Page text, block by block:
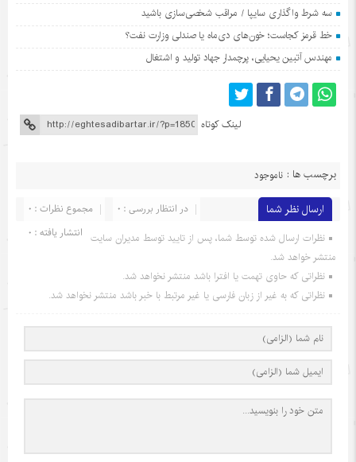
سه شرط واگذاری سایپا / مراقب شخصی‌سازی باشید
خط قرمز کجاست؛ خون‌های دی‌ماه یا صندلی وزارت نفت؟
مهندس آتبین یحیایی، پرچمدار جهاد تولید و اشتغال
لینک کوتاه
برچسب ها : ناموجود
ارسال نظر شما مجموع نظرات : 0
در انتظار بررسی : 0
انتشار یافته : 0 نظرات ارسال شده توسط شما، پس از تایید توسط مدیران سایت
منتشر خواهد شد.
نظراتی که حاوی تهمت یا افترا باشد منتشر نخواهد شد.
نظراتی که به غیر از زبان فارسی یا غیر مرتبط با خبر باشد منتشر نخواهد شد.